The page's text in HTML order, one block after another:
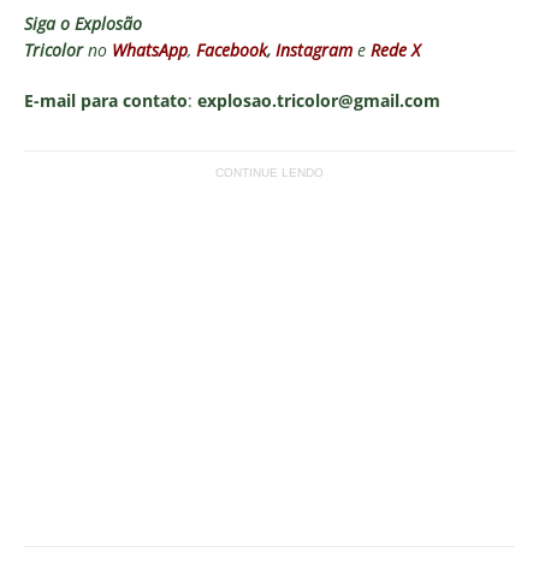
Siga o Explosão
Tricolorno WhatsApp, Facebook, Instagram e Rede X
E-mail para contato: explosao.tricolor@gmail.com
CONTINUE LENDO